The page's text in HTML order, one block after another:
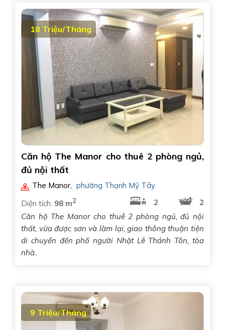
18 Triệu/Tháng
Căn hộ The Manor cho thuê 2 phòng ngủ,
đủ nội thất
The Manor, phường Thạnh Mỹ Tây
Diện tích: 98 m2 2
2
Căn hộ The Manor cho thuê 2 phòng ngủ, đủ nội
thất, vừa được sơn và làm lại, giao thông thuận tiện
di chuyển đến phố người Nhật Lê Thánh Tôn, tòa
nhà..
9 Triệu/Tháng